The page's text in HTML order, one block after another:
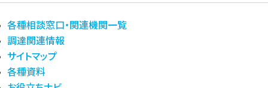
各種相談窓口・関連機関一覧
調達関連情報
サイトマップ
各種資料